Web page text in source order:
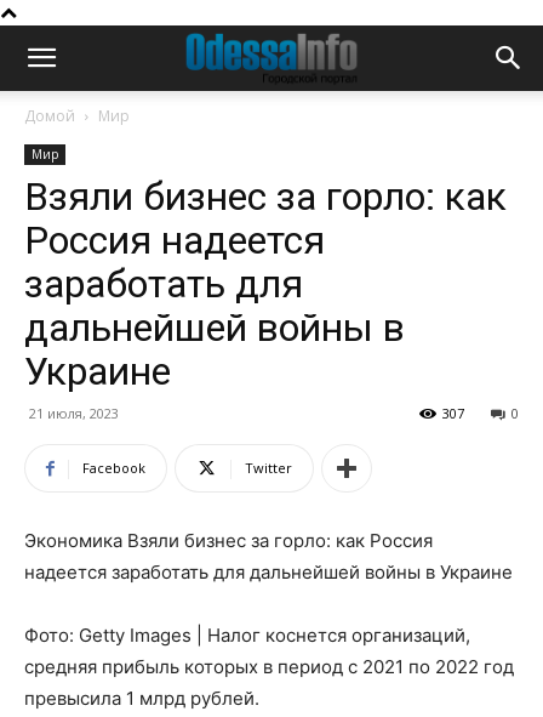
Домой Мир
Мир
Взяли бизнес за горло: как
Россия надеется
заработать для
дальнейшей войны в
Украине
21 июля, 2023 0
307
Facebook Twitter
Экономика Взяли бизнес за горло: как Россия
надеется заработать для дальнейшей войны в Украине
Фото: Getty Images | Налог коснется организаций,
средняя прибыль которых в период с 2021 по 2022 год
превысила 1 млрд рублей.